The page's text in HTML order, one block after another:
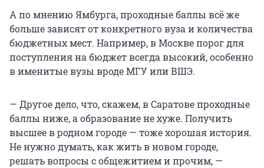
А по мнению Ямбурга, проходные баллы всё же
больше зависят от конкретного вуза и количества
бюджетных мест. Например, в Москве порог для
поступления на бюджет всегда высокий, особенно
в именитые вузы вроде МГУ или ВШЭ.
— Другое дело, что, скажем, в Саратове проходные
баллы ниже, а образование не хуже. Получить
высшее в родном городе — тоже хорошая история.
Не нужно думать, как жить в новом городе,
решать вопросы с общежитием и прочим, —